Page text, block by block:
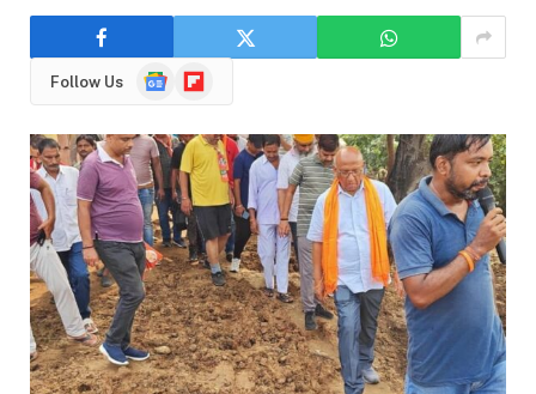
Follow Us
GoogleFlipboard